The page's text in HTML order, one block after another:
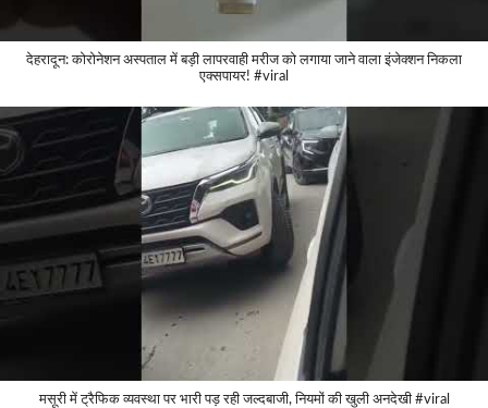
देहरादून: कोरोनेशन अस्पताल में बड़ी लापरवाही मरीज को लगाया जाने वाला इंजेक्शन निकला
एक्सपायर! #viral
मसूरी में ट्रैफिक व्यवस्था पर भारी पड़ रही जल्दबाजी, नियमों की खुली अनदेखी #viral